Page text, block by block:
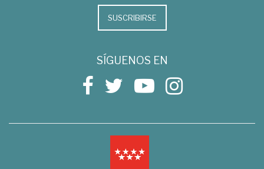
SUSCRIBIRSE
SÍGUENOS EN